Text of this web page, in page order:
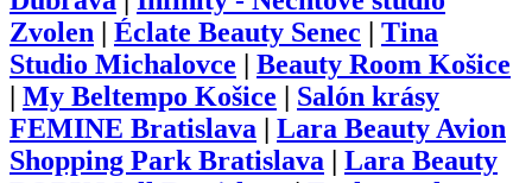
Zvolen
Éclate Beauty Senec
Tina
Studio Michalovce
Beauty Room Košice
My Beltempo Košice
Salón krásy
FEMINE Bratislava
Lara Beauty Avion
Shopping Park Bratislava
Lara Beauty